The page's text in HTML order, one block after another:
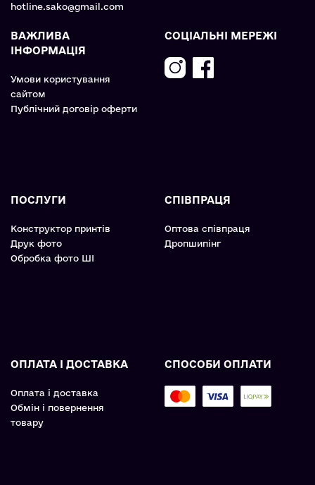
hotline.sako@gmail.com
ВАЖЛИВА
ІНФОРМАЦІЯ
Умови користування
сайтом
Публічний договір оферти
СОЦІАЛЬНІ МЕРЕЖІ
ПОСЛУГИ
Конструктор принтів
Друк фото
Обробка фото ШІ
СПІВПРАЦЯ
Оптова співпраця
Дропшипінг
ОПЛАТА І ДОСТАВКА
Оплата і доставка
Обмін і повернення
товару
СПОСОБИ ОПЛАТИ